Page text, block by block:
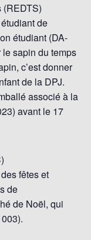
(REDTS)
de
étudiant (DA-
sapin du temps
c’est donner
de la DPJ.
associé à la
avant le 17
fêtes et
de
de Noël, qui